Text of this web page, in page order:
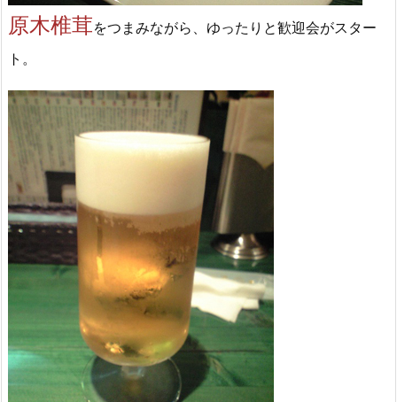
原木椎茸をつまみながら、ゆったりと歓迎会がスター
ト。